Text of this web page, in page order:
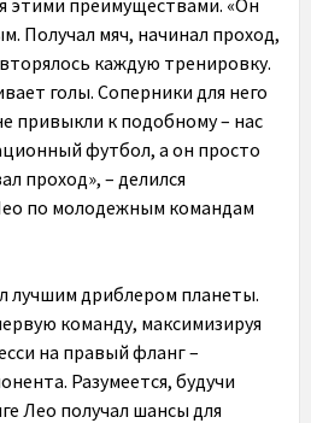
этими преимуществами. «Он
Получал мяч, начинал проход,
каждую тренировку.
голы. Соперники для него
привыкли к подобному – нас
футбол, а он просто
проход», – делился
по молодежным командам
лучшим дриблером планеты.
команду, максимизируя
на правый фланг –
Разумеется, будучи
Лео получал шансы для